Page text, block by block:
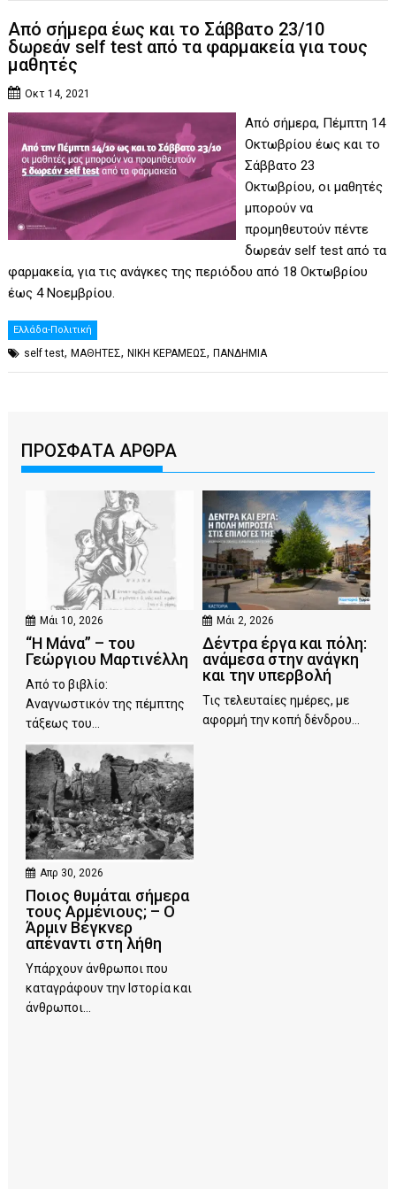
Από σήμερα έως και το Σάββατο 23/10
δωρεάν self test από τα φαρμακεία για τους
μαθητές
Οκτ 14, 2021
Από σήμερα, Πέμπτη 14
Οκτωβρίου έως και το
Σάββατο 23
Οκτωβρίου, οι μαθητές
μπορούν να
προμηθευτούν πέντε
δωρεάν self test από τα
φαρμακεία, για τις ανάγκες της περιόδου από 18 Οκτωβρίου
έως 4 Νοεμβρίου.
Ελλάδα-Πολιτική
self test,ΜΑΘΗΤΕΣ,ΝΙΚΗ ΚΕΡΑΜΕΩΣ,ΠΑΝΔΗΜΙΑ
ΠΡΟΣΦΑΤΑ ΑΡΘΡΑ
Μάι 10, 2026
“Η Μάνα” – του
Γεώργιου Μαρτινέλλη
Από το βιβλίο:
Αναγνωστικόν της πέμπτης
τάξεως του...
Μάι 2, 2026
Δέντρα έργα και πόλη:
ανάμεσα στην ανάγκη
και την υπερβολή
Τις τελευταίες ημέρες, με
αφορμή την κοπή δένδρου...
Απρ 30, 2026
Ποιος θυμάται σήμερα
τους Αρμένιους; – Ο
Άρμιν Βέγκνερ
απέναντι στη λήθη
Υπάρχουν άνθρωποι που
καταγράφουν την Ιστορία και
άνθρωποι...